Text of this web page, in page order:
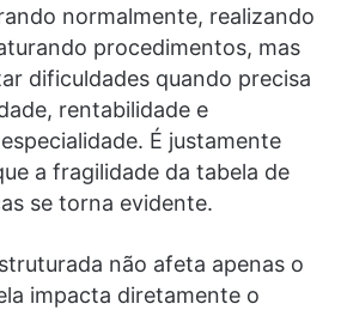
normalmente, realizando
procedimentos, mas
dificuldades quando precisa
rentabilidade e
É justamente
a fragilidade da tabela de
se torna evidente.
não afeta apenas o
impacta diretamente o